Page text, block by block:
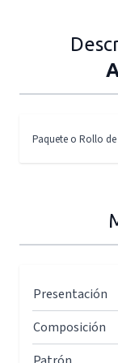
Paquete o Rollo
Presentación
Composición